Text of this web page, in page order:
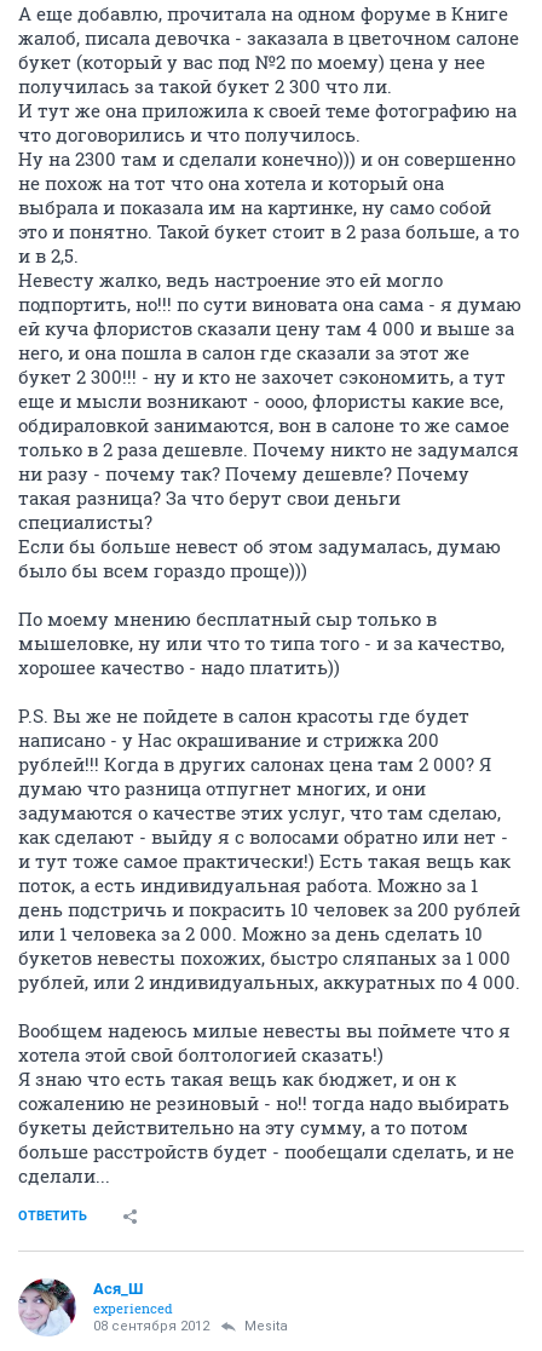
А еще добавлю, прочитала на одном форуме в Книге
жалоб, писала девочка - заказала в цветочном салоне
букет (который у вас под №2 по моему) цена у нее
получилась за такой букет 2 300 что ли.
И тут же она приложила к своей теме фотографию на
что договорились и что получилось.
Ну на 2300 там и сделали конечно))) и он совершенно
не похож на тот что она хотела и который она
выбрала и показала им на картинке, ну само собой
это и понятно. Такой букет стоит в 2 раза больше, а то
и в 2,5.
Невесту жалко, ведь настроение это ей могло
подпортить, но!!! по сути виновата она сама - я думаю
ей куча флористов сказали цену там 4 000 и выше за
него, и она пошла в салон где сказали за этот же
букет 2 300!!! - ну и кто не захочет сэкономить, а тут
еще и мысли возникают - оооо, флористы какие все,
обдираловкой занимаются, вон в салоне то же самое
только в 2 раза дешевле. Почему никто не задумался
ни разу - почему так? Почему дешевле? Почему
такая разница? За что берут свои деньги
специалисты?
Если бы больше невест об этом задумалась, думаю
было бы всем гораздо проще)))
По моему мнению бесплатный сыр только в
мышеловке, ну или что то типа того - и за качество,
хорошее качество - надо платить))
P.S. Вы же не пойдете в салон красоты где будет
написано - у Нас окрашивание и стрижка 200
рублей!!! Когда в других салонах цена там 2 000? Я
думаю что разница отпугнет многих, и они
задумаются о качестве этих услуг, что там сделаю,
как сделают - выйду я с волосами обратно или нет -
и тут тоже самое практически!) Есть такая вещь как
поток, а есть индивидуальная работа. Можно за 1
день подстричь и покрасить 10 человек за 200 рублей
или 1 человека за 2 000. Можно за день сделать 10
букетов невесты похожих, быстро сляпаных за 1 000
рублей, или 2 индивидуальных, аккуратных по 4 000.
Вообщем надеюсь милые невесты вы поймете что я
хотела этой свой болтологией сказать!)
Я знаю что есть такая вещь как бюджет, и он к
сожалению не резиновый - но!! тогда надо выбирать
букеты действительно на эту сумму, а то потом
больше расстройств будет - пообещали сделать, и не
сделали...
ОТВЕТИТЬ
Ася_Ш
experienced
08 сентября 2012 Mesita